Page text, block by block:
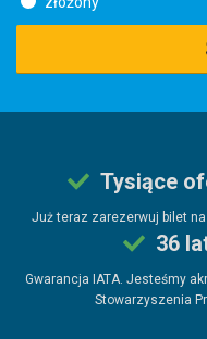
Tysiące
Już teraz zarezerwuj bilet
36
Gwarancja IATA. Jesteśmy
Stowarzyszenia